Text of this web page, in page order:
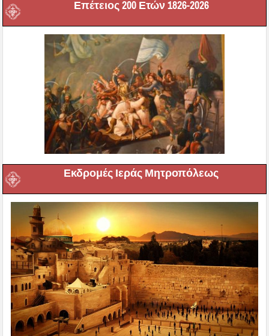
Επέτειος 200 Ετών 1826-2026
Εκδρομές Ιεράς Μητροπόλεως